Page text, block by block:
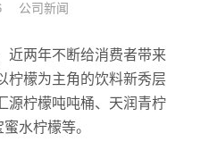
公司新闻
两年不断给消费者带来
柠檬为主角的饮料新秀层
源柠檬吨吨桶、天润青柠
水柠檬等。